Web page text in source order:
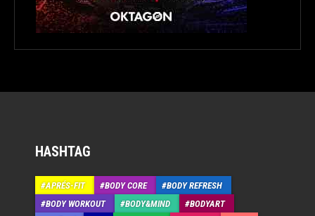
HASHTAG
APRÉS-FIT BODY CORE
BODY REFRESH
BODY WORKOUT
BODY&MIND
BODYART